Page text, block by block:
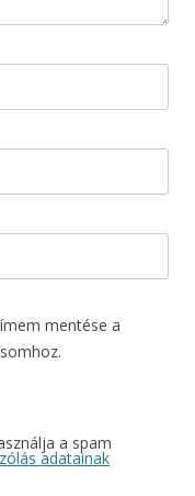
mentése a
a spam
adatainak